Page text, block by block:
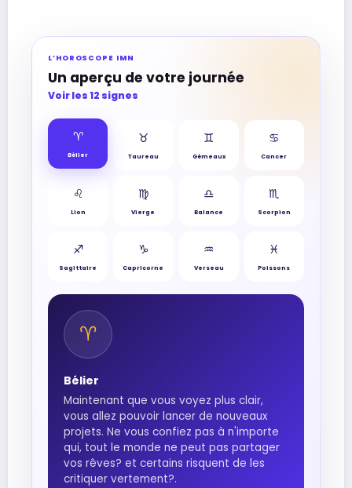
L’HOROSCOPE IMN
Un aperçu de votre journée
Voir les 12 signes
♈︎
Bélier
♉︎
Taureau
♊︎
Gémeaux
♋︎
Cancer
♌︎
Lion
♍︎
Vierge
♎︎
Balance
♏︎
Scorpion
♐︎
Sagittaire
♑︎
Capricorne
♒︎
Verseau
♓︎
Poissons
♈︎
Bélier
Maintenant que vous voyez plus clair,
vous allez pouvoir lancer de nouveaux
projets. Ne vous confiez pas à n'importe
qui, tout le monde ne peut pas partager
vos rêves? et certains risquent de les
critiquer vertement?.